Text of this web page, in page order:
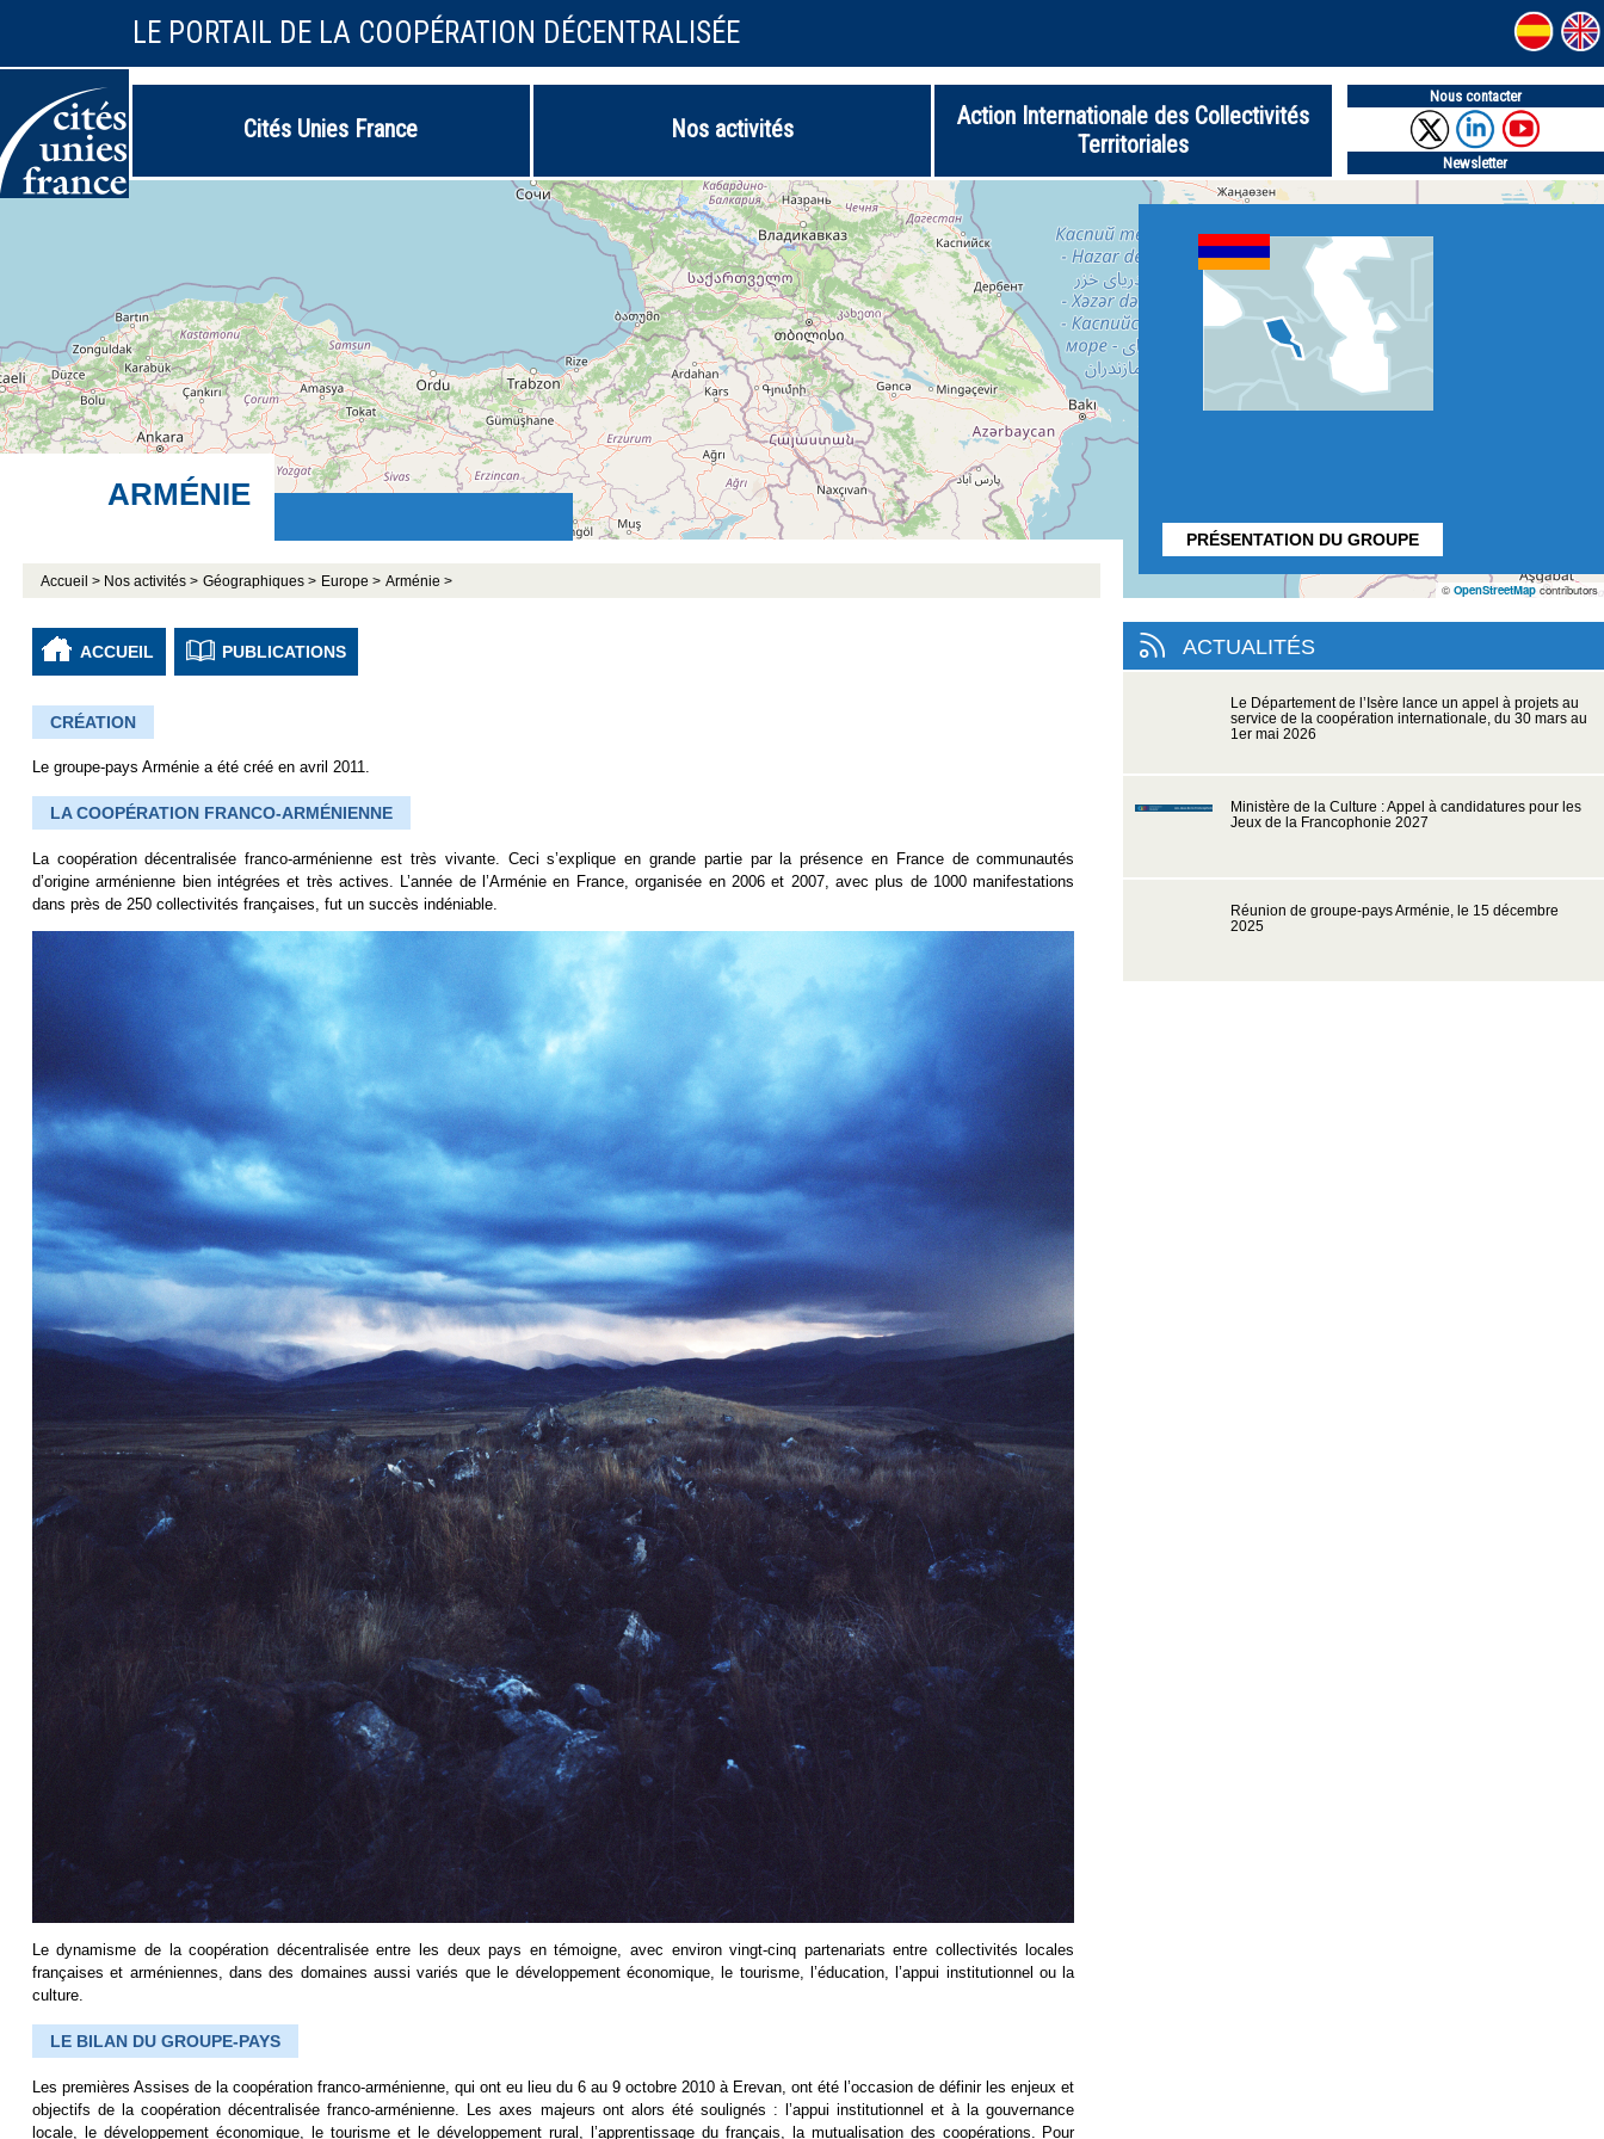
LE PORTAIL DE LA COOPÉRATION DÉCENTRALISÉE
Cités Unies France Nos activités
Action Internationale des Collectivités
Territoriales
Nous contacter
Newsletter
ARMÉNIE
Accueil > Nos activités > Géographiques > Europe > Arménie >
PRÉSENTATION DU GROUPE
© OpenStreetMap contributors
ACCUEIL PUBLICATIONS
CRÉATION
Le groupe-pays Arménie a été créé en avril 2011.
LA COOPÉRATION FRANCO-ARMÉNIENNE
La coopération décentralisée franco-arménienne est très vivante. Ceci s’explique en grande partie par la présence en France de communautés
d’origine arménienne bien intégrées et très actives. L’année de l’Arménie en France, organisée en 2006 et 2007, avec plus de 1000 manifestations
dans près de 250 collectivités françaises, fut un succès indéniable.
Le dynamisme de la coopération décentralisée entre les deux pays en témoigne, avec environ vingt-cinq partenariats entre collectivités locales
françaises et arméniennes, dans des domaines aussi variés que le développement économique, le tourisme, l’éducation, l’appui institutionnel ou la
culture.
LE BILAN DU GROUPE-PAYS
Les premières Assises de la coopération franco-arménienne, qui ont eu lieu du 6 au 9 octobre 2010 à Erevan, ont été l’occasion de définir les enjeux et
objectifs de la coopération décentralisée franco-arménienne. Les axes majeurs ont alors été soulignés : l’appui institutionnel et à la gouvernance
locale, le développement économique, le tourisme et le développement rural, l’apprentissage du français, la mutualisation des coopérations. Pour
ACTUALITÉS
Le Département de l’Isère lance un appel à projets au
service de la coopération internationale, du 30 mars au
1er mai 2026
Ministère de la Culture : Appel à candidatures pour les
Jeux de la Francophonie 2027
Réunion de groupe-pays Arménie, le 15 décembre
2025